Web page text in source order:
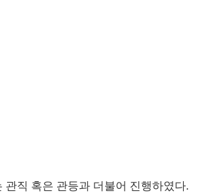
직 혹은 관등과 더불어 진행하였다.